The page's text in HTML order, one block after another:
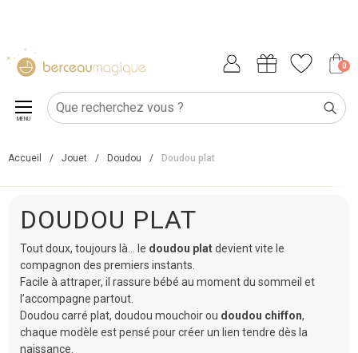
0
MENU
Accueil / Jouet / Doudou / Doudou plat
DOUDOU PLAT
Tout doux, toujours là… le doudou platdevient vite le
compagnon des premiers instants.
Facile à attraper, il rassure bébé au moment du sommeil et
l’accompagne partout.
Doudou carré plat, doudou mouchoir ou doudou chiffon,
chaque modèle est pensé pour créer un lien tendre dès la
naissance.